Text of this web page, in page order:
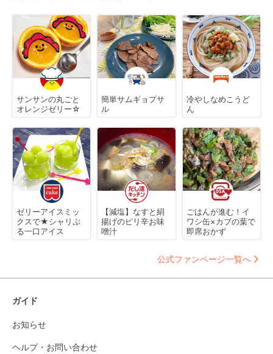
サンサンの丸ごと
オレンジゼリー☆
簡単サムギョプサ
ル
冷やしなめこうど
ん
ゼリーアイスミッ
クスで★シャリぷ
る一口アイス
【減塩】なすと絹
揚げのピリ辛お味
噌汁
ごはんが進む！イ
ワシ缶×カブの葉で
即席おかず
公式ファンページ一覧へ
ガイド
お知らせ
ヘルプ・お問い合わせ